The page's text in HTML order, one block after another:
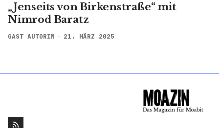
„Jenseits von Birkenstraße“ mit
Nimrod Baratz
GAST AUTORIN 21. MÄRZ 2025